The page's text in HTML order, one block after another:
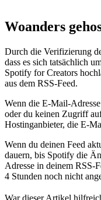
Woanders
Durch die Verifizierung
dass es sich tatsächlich
Spotify for Creators
aus dem RSS-Feed.
Wenn die E-Mail-
oder du keinen Zugriff
Hostinganbieter, die E-
Wenn du deinen Feed
dauern, bis Spotify die
Adresse in deinem RSS-
4 Stunden noch nicht
War dieser Artikel